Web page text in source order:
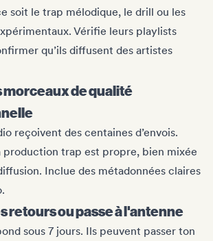
soit le trap mélodique, le drill ou les
Vérifie leurs playlists
qu’ils diffusent des artistes
morceaux de qualité
reçoivent des centaines d’envois.
production trap est propre, bien mixée
Inclue des métadonnées claires
retours ou passe à l'antenne
sous 7 jours. Ils peuvent passer ton